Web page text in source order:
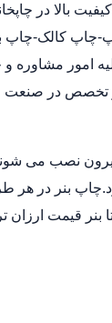
بالا در
رول آپ-چاپ پاپ آپ-
امور
در صنعت
نصب می
بنر در هر
قیمت ارزان